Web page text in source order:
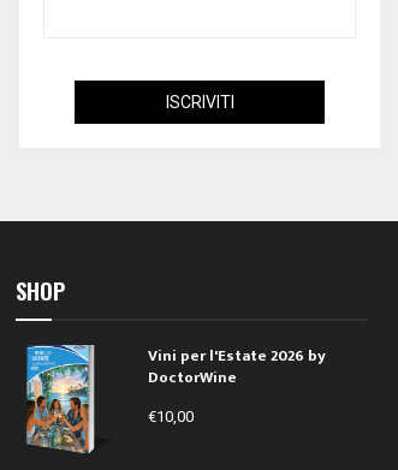
SHOP
Vini per l'Estate 2026 by
DoctorWine
€10,00